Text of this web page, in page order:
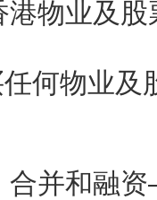
港物业及
何物业及
合并和融